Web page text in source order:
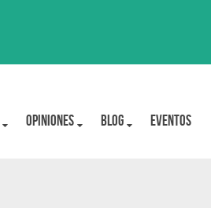
OPINIONES BLOG Eventos